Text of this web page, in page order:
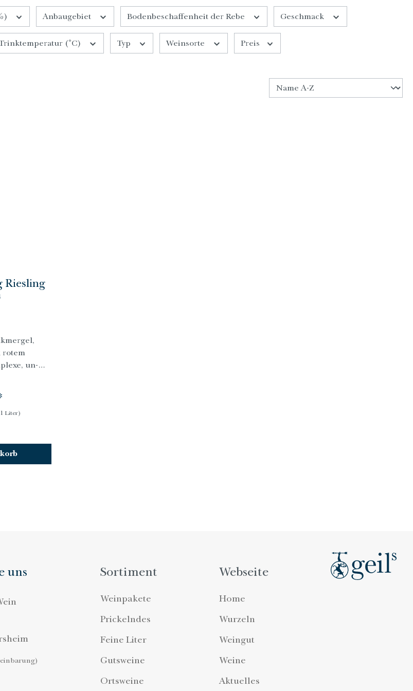
Anbaugebiet Bodenbeschaffenheit der Rebe Geschmack
(°C) Typ Weinsorte Preis
Riesling
rotem
un­
Liter)
uns Sortiment
Weinpakete
Prickelndes
Feine Liter
Gutsweine
Ortsweine
Webseite
Home
Wurzeln
Weingut
Weine
Aktuelles